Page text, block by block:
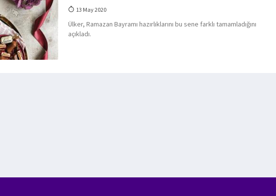
13 May 2020
Ülker, Ramazan Bayramı hazırlıklarını bu sene farklı tamamladığını
açıkladı.